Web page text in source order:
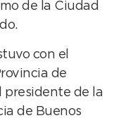
de la Ciudad
con el
de
presidente de la
de Buenos